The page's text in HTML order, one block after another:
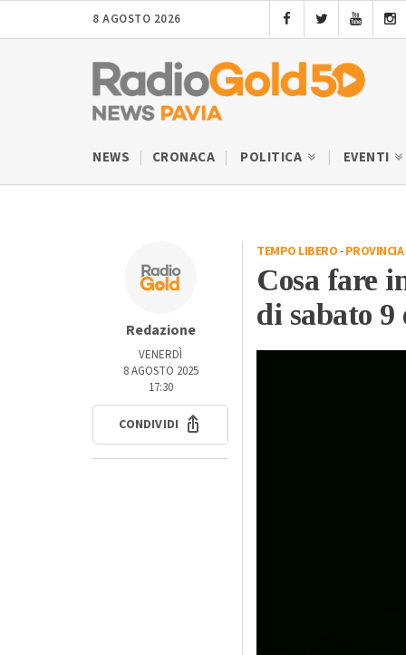
8 AGOSTO 2026
NEWS CRONACA POLITICA EVENTI
Redazione
VENERDÌ
8 AGOSTO 2025
17:30
CONDIVIDI
TEMPO LIBERO-
Cosa fare
di sabato 9